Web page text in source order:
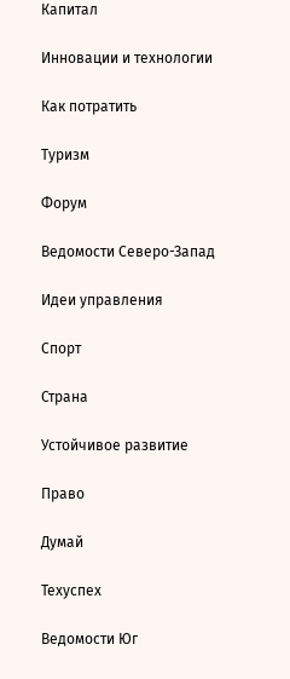
Капитал
Инновации и технологии
Как потратить
Туризм
Форум
Ведомости Северо-Запад
Идеи управления
Спорт
Страна
Устойчивое развитие
Право
Думай
Техуспех
Ведомости Юг